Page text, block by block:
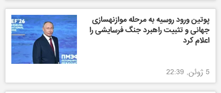
پوتین ورود روسیه به مرحله موازنهسازی
جهانی و تثبیت راهبرد جنگ فرسایشی را
اعلام کرد
5 ژوئن, 22:39